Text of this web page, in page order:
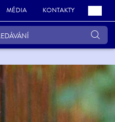
MÉDIA KONTAKTY